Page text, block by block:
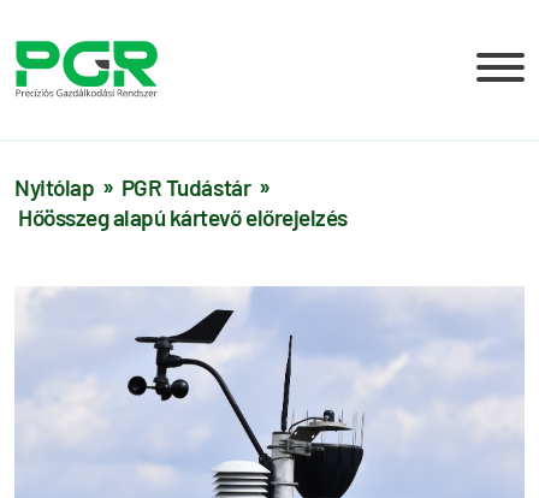
Nyitólap
PGR Tudástár
Hőösszeg alapú kártevő előrejelzés